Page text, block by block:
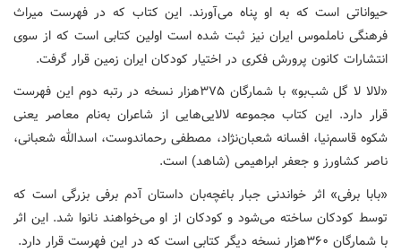
حیواناتی است که به او پناه می‌آورند. این کتاب که در فهرست میراث
فرهنگی ناملموس ایران نیز ثبت شده است اولین کتابی است که از سوی
انتشارات کانون پرورش فکری در اختیار کودکان ایران زمین قرار گرفت.
«لالا لا گل شب‌بو» با شمارگان ۳۷۵هزار نسخه در رتبه دوم این فهرست
قرار دارد. این کتاب مجموعه لالایی‌هایی از شاعران به‌نام معاصر یعنی
شکوه قاسم‌نیا، افسانه شعبان‌نژاد، مصطفی رحماندوست، اسدالله شعبانی،
ناصر کشاورز و جعفر ابراهیمی (شاهد) است.
«بابا برفی» اثر خواندنی جبار باغچه‌بان داستان آدم برفی بزرگی است که
توسط کودکان ساخته می‌شود و کودکان از او می‌خواهند نانوا شد. این اثر
با شمارگان ۳۶۰هزار نسخه دیگر کتابی است که در این فهرست قرار دارد.